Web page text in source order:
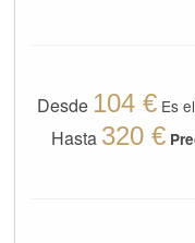
Desde 104 € Es
Hasta 320 €